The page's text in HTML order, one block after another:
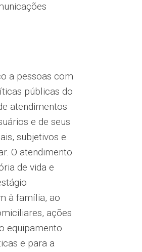
a pessoas com
públicas do
atendimentos
e de seus
subjetivos e
O atendimento
de vida e
à família, ao
ações
equipamento
e para a